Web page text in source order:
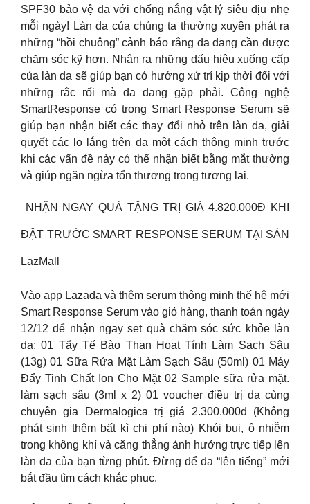
SPF30 bảo vệ da với chống nắng vật lý siêu dịu nhẹ
mỗi ngày! Làn da của chúng ta thường xuyên phát ra
những “hồi chuông” cảnh báo rằng da đang cần được
chăm sóc kỹ hơn. Nhận ra những dấu hiệu xuống cấp
của làn da sẽ giúp bạn có hướng xử trí kịp thời đối với
những rắc rối mà da đang gặp phải. Công nghệ
SmartResponse có trong Smart Response Serum sẽ
giúp bạn nhận biết các thay đổi nhỏ trên làn da, giải
quyết các lo lắng trên da một cách thông minh trước
khi các vấn đề này có thể nhận biết bằng mắt thường
và giúp ngăn ngừa tổn thương trong tương lai.
️ NHẬN NGAY QUÀ TẶNG TRỊ GIÁ 4.820.000Đ KHI
ĐẶT TRƯỚC SMART RESPONSE SERUM TẠI SÀN
LazMall
Vào app Lazada và thêm serum thông minh thế hệ mới
Smart Response Serum vào giỏ hàng, thanh toán ngày
12/12 để nhận ngay set quà chăm sóc sức khỏe làn
da: 01 Tẩy Tế Bào Than Hoạt Tính Làm Sạch Sâu
(13g) 01 Sữa Rửa Mặt Làm Sạch Sâu (50ml) 01 Máy
Đẩy Tinh Chất Ion Cho Mặt 02 Sample sữa rửa mặt.
làm sạch sâu (3ml x 2) 01 voucher điều trị da cùng
chuyên gia Dermalogica trị giá 2.300.000đ (Không
phát sinh thêm bất kì chi phí nào) Khói bụi, ô nhiễm
trong không khí và căng thẳng ảnh hưởng trực tiếp lên
làn da của bạn từng phút. Đừng để da “lên tiếng” mới
bắt đầu tìm cách khắc phục.